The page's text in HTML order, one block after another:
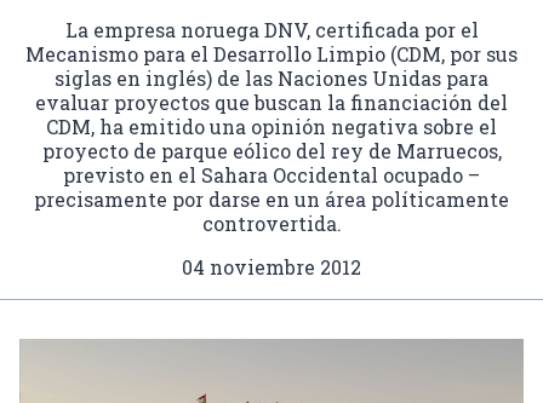
La empresa noruega DNV, certificada por el
Mecanismo para el Desarrollo Limpio (CDM, por sus
siglas en inglés) de las Naciones Unidas para
evaluar proyectos que buscan la financiación del
CDM, ha emitido una opinión negativa sobre el
proyecto de parque eólico del rey de Marruecos,
previsto en el Sahara Occidental ocupado –
precisamente por darse en un área políticamente
controvertida.
04 noviembre 2012